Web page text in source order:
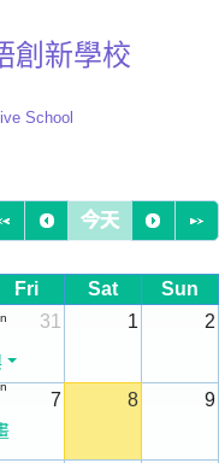
今天
Fri Sat
Sun
31 1 2
7 8 9
創新學校
School